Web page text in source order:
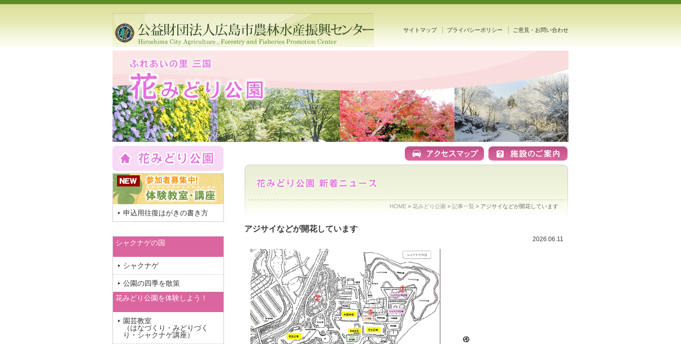
サイトマップ プライバシーポリシー ご意見・お問い合わせ
HOME > 花みどり公園 > 記事一覧 > アジサイなどが開花しています
アジサイなどが開花しています
2026.06.11
申込用往復はがきの書き方
シャクナゲの国
シャクナゲ
公園の四季を散策
花みどり公園を体験しよう！
園芸教室
（はなづくり・みどりづく
り・シャクナゲ講座）